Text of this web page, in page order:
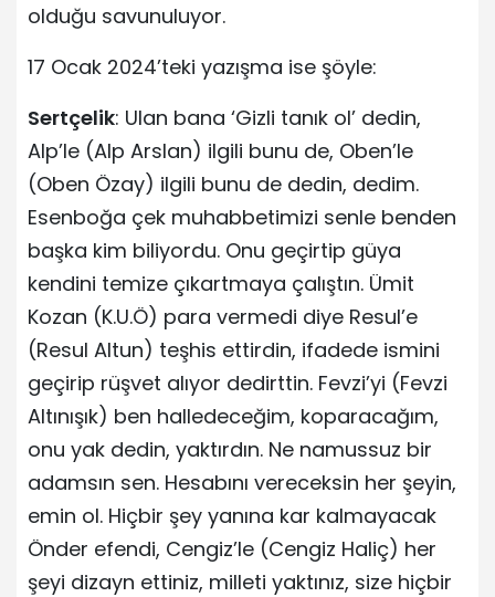
olduğu savunuluyor.
17 Ocak 2024’teki yazışma ise şöyle:
Sertçelik: Ulan bana ‘Gizli tanık ol’ dedin,
Alp’le (Alp Arslan) ilgili bunu de, Oben’le
(Oben Özay) ilgili bunu de dedin, dedim.
Esenboğa çek muhabbetimizi senle benden
başka kim biliyordu. Onu geçirtip güya
kendini temize çıkartmaya çalıştın. Ümit
Kozan (K.U.Ö) para vermedi diye Resul’e
(Resul Altun) teşhis ettirdin, ifadede ismini
geçirip rüşvet alıyor dedirttin. Fevzi’yi (Fevzi
Altınışık) ben halledeceğim, koparacağım,
onu yak dedin, yaktırdın. Ne namussuz bir
adamsın sen. Hesabını vereceksin her şeyin,
emin ol. Hiçbir şey yanına kar kalmayacak
Önder efendi, Cengiz’le (Cengiz Haliç) her
şeyi dizayn ettiniz, milleti yaktınız, size hiçbir